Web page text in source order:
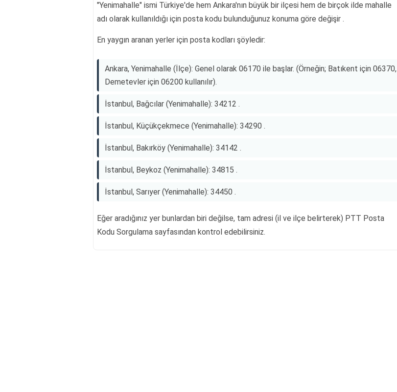
"Yenimahalle" ismi Türkiye'de hem Ankara'nın büyük bir ilçesi hem de birçok ilde mahalle
adı olarak kullanıldığı için posta kodu bulunduğunuz konuma göre değişir .
En yaygın aranan yerler için posta kodları şöyledir:
Ankara, Yenimahalle (İlçe): Genel olarak 06170 ile başlar. (Örneğin; Batıkent için 06370,
Demetevler için 06200 kullanılır).
İstanbul, Bağcılar (Yenimahalle): 34212 .
İstanbul, Küçükçekmece (Yenimahalle): 34290 .
İstanbul, Bakırköy (Yenimahalle): 34142 .
İstanbul, Beykoz (Yenimahalle): 34815 .
İstanbul, Sarıyer (Yenimahalle): 34450 .
Eğer aradığınız yer bunlardan biri değilse, tam adresi (il ve ilçe belirterek) PTT Posta
Kodu Sorgulama sayfasından kontrol edebilirsiniz.